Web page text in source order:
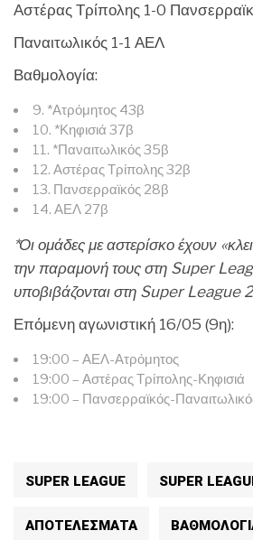
Αστέρας Τρίπολης 1-0
Παναιτωλικός 1-1 ΑΕΛ
Βαθμολογία:
9. *Ατρόμητος 43β
10. *Κηφισιά 37β
11. *Παναιτωλικός 35β
12. Αστέρας Τρίπολης 32β
13. Πανσερραϊκός 28β
14. ΑΕΛ 27β
*Οι ομάδες με αστερίσκο έχουν
την παραμονή τους στη Super
υποβιβάζονται στη Super League
Επόμενη αγωνιστική 16/05 (9η):
19:00 – ΑΕΛ-Ατρόμητος
19:00 – Αστέρας Τρίπολης-Κηφισιά
19:00 – Πανσερραϊκός-
SUPER LEAGUE SUPER
ΑΠΟΤΕΛΈΣΜΑΤΑ